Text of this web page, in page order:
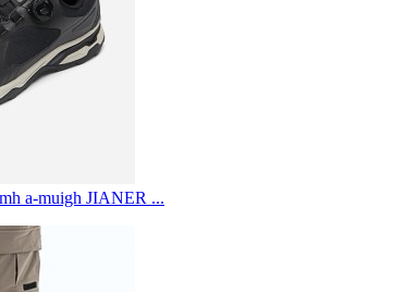
a-muigh JIANER ...